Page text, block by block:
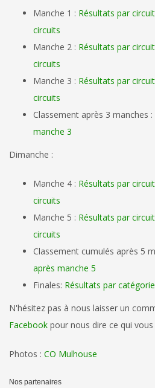
Manche 1 : Résultats par circuit
circuits
Manche 2 : Résultats par circuit
circuits
Manche 3 : Résultats par circuit
circuits
Classement après 3 manches :
manche 3
Dimanche :
Manche 4 : Résultats par circuit
circuits
Manche 5 : Résultats par circuit
circuits
Classement cumulés après 5
après manche 5
Finales: Résultats par catégorie
N'hésitez pas à nous laisser un
Facebook pour nous dire ce qui
Photos : CO Mulhouse
Nos partenaires